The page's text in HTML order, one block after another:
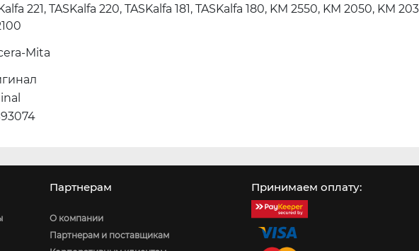
221, TASKalfa 220, TASKalfa 181, TASKalfa 180, KM 2550, KM 2050, KM
Mita
Партнерам
О компании
Партнерам и поставщикам
Принимаем оплату: